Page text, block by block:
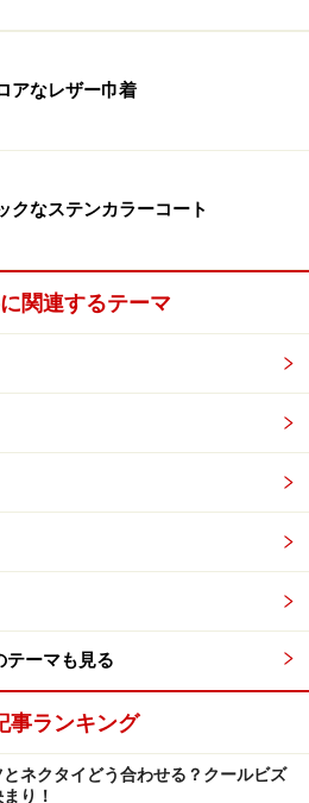
アなレザー巾着
クなステンカラーコート
関連するテーマ
テーマも見る
事ランキング
ネクタイどう合わせる？クールビズ
り！